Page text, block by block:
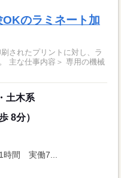
のラミネート加
土木系
8分）
時間 実働7...